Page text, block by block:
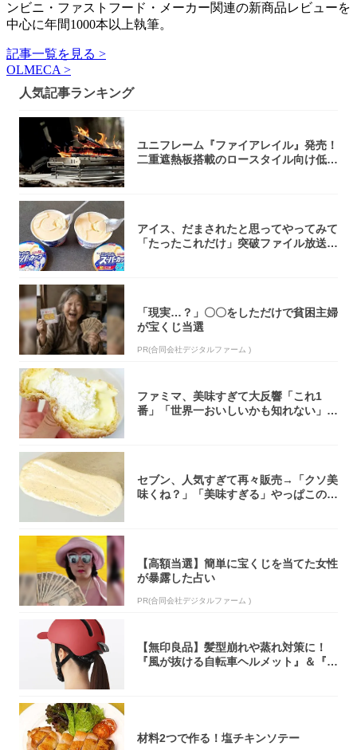
ンビニ・ファストフード・メーカー関連の新商品レビューを
中心に年間1000本以上執筆。
記事一覧を見る >
OLMECA >
人気記事ランキング
ユニフレーム『ファイアレイル』発売！
二重遮熱板搭載のロースタイル向け低型
アイス、だまされたと思ってやってみて
「たったこれだけ」突破ファイル放送で
「現実…？」〇〇をしただけで貧困主婦
が宝くじ当選
PR(合同会社デジタルファーム )
ファミマ、美味すぎて大反響「これ1
番」「世界一おいしいかも知れない」
セブン、人気すぎて再々販売→「クソ美
味くね？」「美味すぎる」やっぱこのク
【高額当選】簡単に宝くじを当てた女性
が暴露した占い
PR(合同会社デジタルファーム )
【無印良品】髪型崩れや蒸れ対策に！
『風が抜ける自転車ヘルメット』＆『2
材料2つで作る！塩チキンソテー